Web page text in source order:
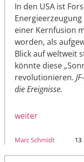
In den USA ist
einer Kernfusion
worden, als
Blick auf weltweit
könnte diese
revolutionieren.
die Ereignisse.
weiter
Marc Schmidt 13